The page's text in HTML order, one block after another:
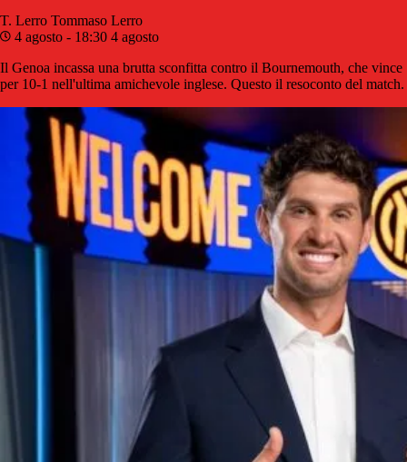
T. Lerro Tommaso Lerro
4 agosto - 18:30 4 agosto
Il Genoa incassa una brutta sconfitta contro il Bournemouth, che vince
per 10-1 nell'ultima amichevole inglese. Questo il resoconto del match.